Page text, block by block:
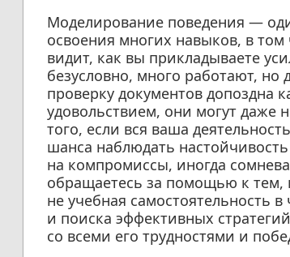
Моделирование поведения —
освоения многих навыков, в том
видит, как вы прикладываете
безусловно, много работают,
проверку документов допоздна
удовольствием, они могут даже
того, если вся ваша
шанса наблюдать
на компромиссы, иногда
обращаетесь за помощью к тем,
не учебная самостоятельность
и поиска эффективных
со всеми его трудностями и